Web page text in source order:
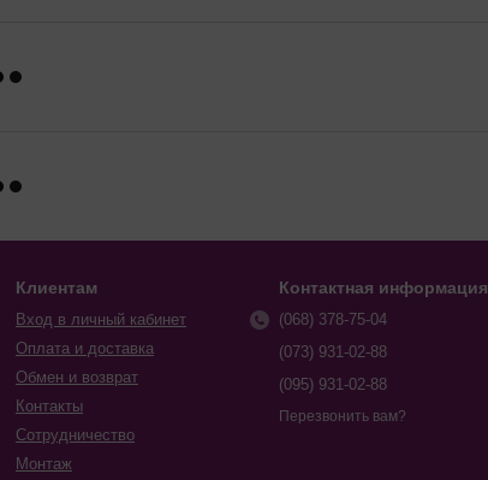
Клиентам
Вход в личный кабинет
Оплата и доставка
Обмен и возврат
Контакты
Сотрудничество
Монтаж
Контактная информация
(068) 378-75-04
(073) 931-02-88
(095) 931-02-88
Перезвонить вам?